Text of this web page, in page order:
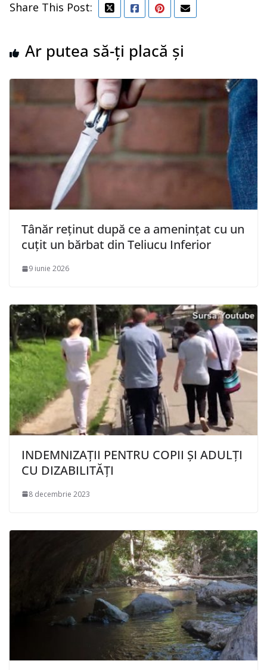
Share This Post:
Ar putea să-ți placă și
Tânăr reținut după ce a amenințat cu un
cuțit un bărbat din Teliucu Inferior
9 iunie 2026
INDEMNIZAȚII PENTRU COPII ȘI ADULȚI
CU DIZABILITĂȚI
8 decembrie 2023